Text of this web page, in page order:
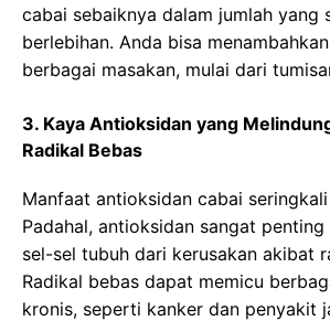
cabai sebaiknya dalam jumlah yang
berlebihan. Anda bisa
berbagai masakan, mulai dari
3. Kaya Antioksidan yang
Radikal Bebas
Manfaat antioksidan cabai
Padahal, antioksidan sangat
sel-sel tubuh dari kerusakan akibat
Radikal bebas dapat memicu
kronis, seperti kanker dan penyakit